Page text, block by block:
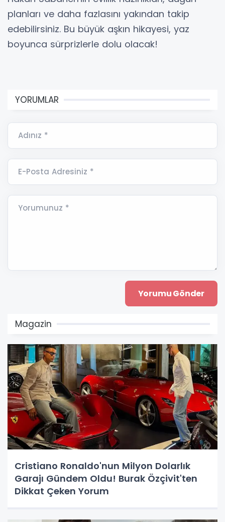
planları ve daha fazlasını yakından takip
edebilirsiniz. Bu büyük aşkın hikayesi, yaz
boyunca sürprizlerle dolu olacak!
YORUMLAR
Adınız *
E-Posta Adresiniz *
Yorumunuz *
Magazin
Cristiano Ronaldo'nun Milyon Dolarlık
Garajı Gündem Oldu! Burak Özçivit'ten
Dikkat Çeken Yorum